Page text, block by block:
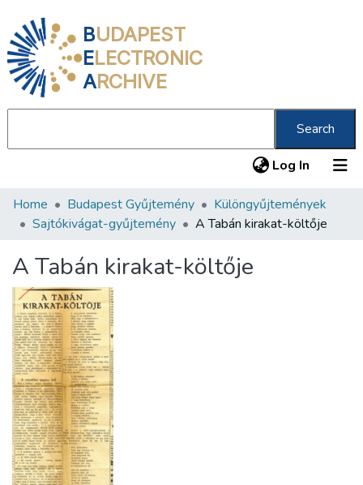
BUDAPEST
ELECTRONIC
ARCHIVE
Search
Log In (current)
Communities & Collections
Statistics
About us
Home Budapest Gyűjtemény
Különgyűjtemények
Sajtókivágat-gyűjtemény
A Tabán kirakat-költője
A Tabán kirakat-költője